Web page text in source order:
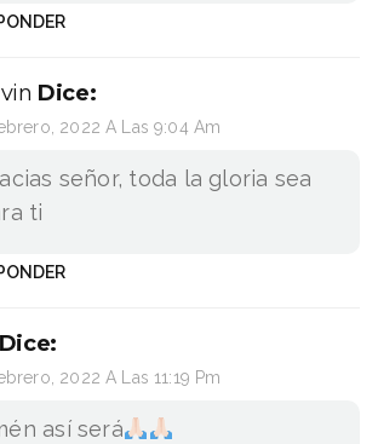
Dice:
2022 A Las 9:04 Am
señor, toda la gloria sea
ti
Dice:
2022 A Las 11:19 Pm
así será